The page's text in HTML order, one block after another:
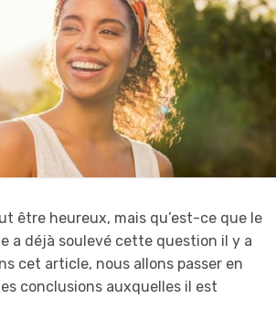
être heureux, mais qu’est-ce que le
a déjà soulevé cette question il y a
cet article, nous allons passer en
conclusions auxquelles il est